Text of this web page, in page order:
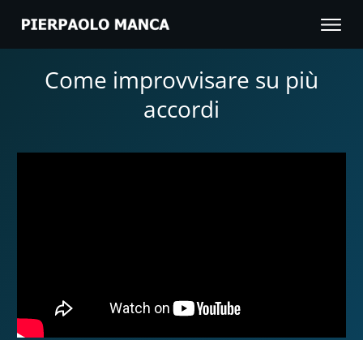
Come improvvisare su più
accordi